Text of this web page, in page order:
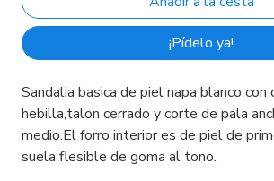
¡Pídelo ya!
Sandalia basica de piel napa blanco con
hebilla,talon cerrado y corte de pala
medio.El forro interior es de piel de
suela flesible de goma al tono.